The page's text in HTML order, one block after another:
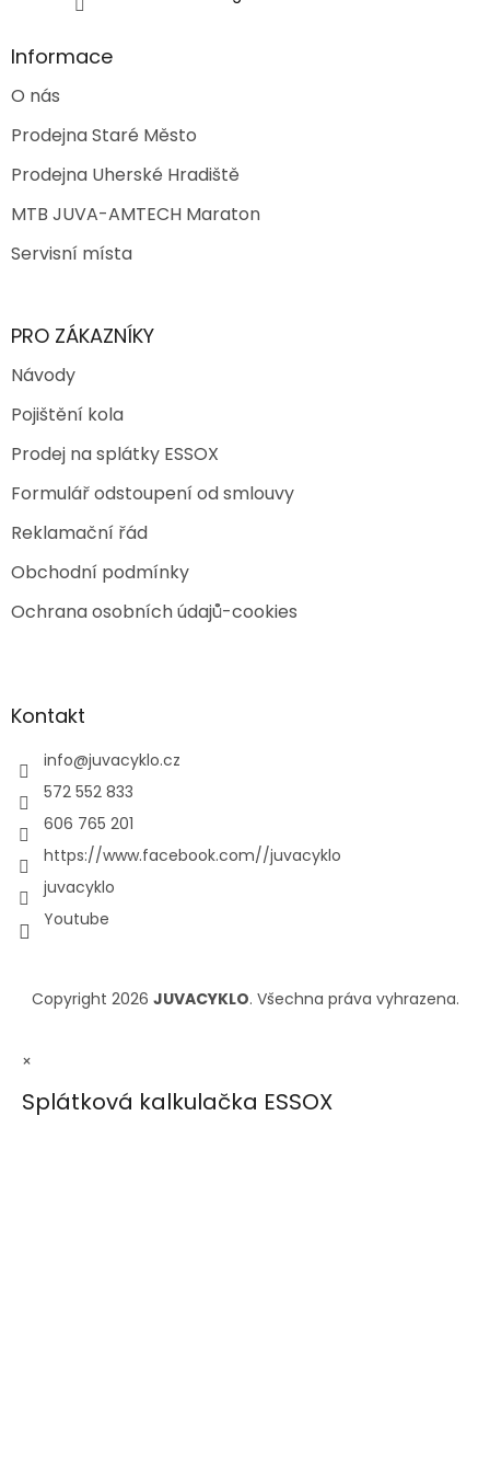
Informace
O nás
Prodejna Staré Město
Prodejna Uherské Hradiště
MTB JUVA-AMTECH Maraton
Servisní místa
PRO ZÁKAZNÍKY
Návody
Pojištění kola
Prodej na splátky ESSOX
Formulář odstoupení od smlouvy
Reklamační řád
Obchodní podmínky
Ochrana osobních údajů-cookies
Kontakt
info@juvacyklo.cz
572 552 833
606 765 201
https://www.facebook.com//juvacyklo
juvacyklo
Youtube
Copyright 2026 JUVACYKLO. Všechna práva vyhrazena.
×
Splátková kalkulačka ESSOX